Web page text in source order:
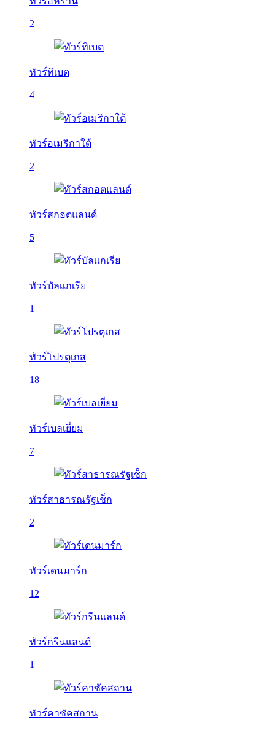
2
ทัวร์ทิเบต
4
ทัวร์อเมริกาใต้
2
ทัวร์สกอตแลนด์
5
ทัวร์บัลเเกเรีย
1
ทัวร์โปรตุเกส
18
ทัวร์เบลเยี่ยม
7
ทัวร์สาธารณรัฐเช็ก
2
ทัวร์เดนมาร์ก
12
ทัวร์กรีนแลนด์
1
ทัวร์คาซัคสถาน